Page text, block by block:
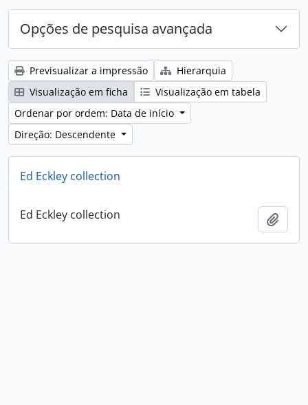
Opções de pesquisa avançada
Previsualizar a impressão
Hierarquia
Visualização em ficha
Visualização em tabela
Ordenar por ordem: Data de início
Direção: Descendente
Ed Eckley collection
Ed Eckley collection